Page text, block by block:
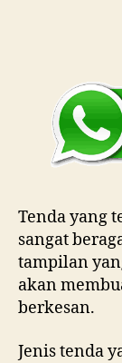
Tenda yang
sangat
tampilan
akan
berkesan.
Jenis tenda